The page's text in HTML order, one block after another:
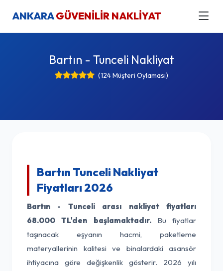
ANKARAGÜVENİLİR NAKLİYAT
Bartın - Tunceli Nakliyat
(124 Müşteri Oylaması)
Bartın Tunceli Nakliyat
Fiyatları 2026
Bartın - Tunceli arası nakliyat fiyatları
68.000 TL'den başlamaktadır.Bu fiyatlar
taşınacak eşyanın hacmi, paketleme
materyallerinin kalitesi ve binalardaki asansör
ihtiyacına göre değişkenlik gösterir. 2026 yılı